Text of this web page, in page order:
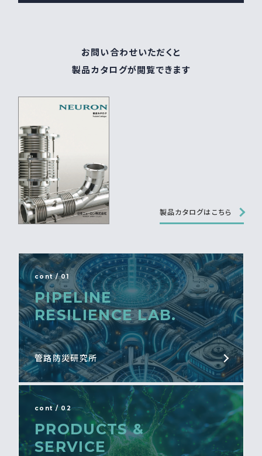
お問い合わせいただくと
製品カタログが閲覧できます
製品カタログはこちら
cont / 01
PIPELINE
RESILIENCE LAB.
管路防災研究所
cont / 02
PRODUCTS &
SERVICE